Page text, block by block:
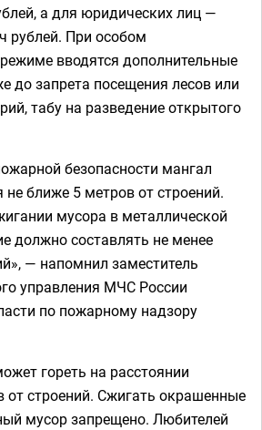
а для юридических лиц —
рублей. При особом
вводятся дополнительные
до запрета посещения лесов или
табу на разведение открытого
безопасности мангал
ближе 5 метров от строений.
мусора в металлической
должно составлять не менее
— напомнил заместитель
управления МЧС России
по пожарному надзору
гореть на расстоянии
от строений. Сжигать окрашенные
мусор запрещено. Любителей